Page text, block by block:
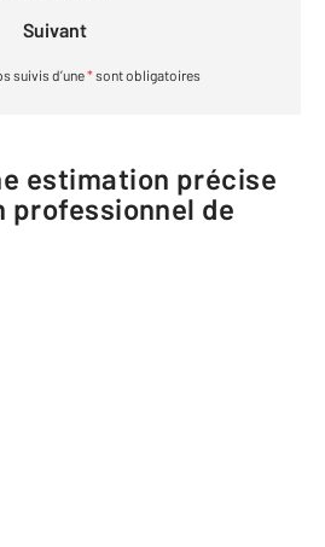
Suivant
suivis d’une*sont obligatoires
estimation précise
professionnel de